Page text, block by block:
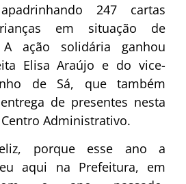
247 cartas
em situação de
A ação solidária ganhou
Elisa Araújo e do vice-
de Sá, que também
de presentes nesta
Administrativo.
porque esse ano a
aqui na Prefeitura, em